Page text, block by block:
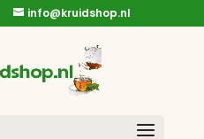
info@kruidshop.nl